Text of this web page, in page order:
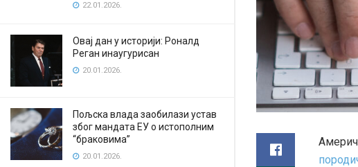
22.01.2026.
Овај дан у историји: Роналд
Реган инаугурисан
20.01.2026.
Пољска влада заобилази устав
због мандата ЕУ о истополним
“браковима”
20.01.2026.